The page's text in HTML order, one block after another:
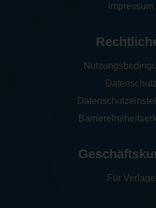
Impressum
Datenschutz
Für Verlage